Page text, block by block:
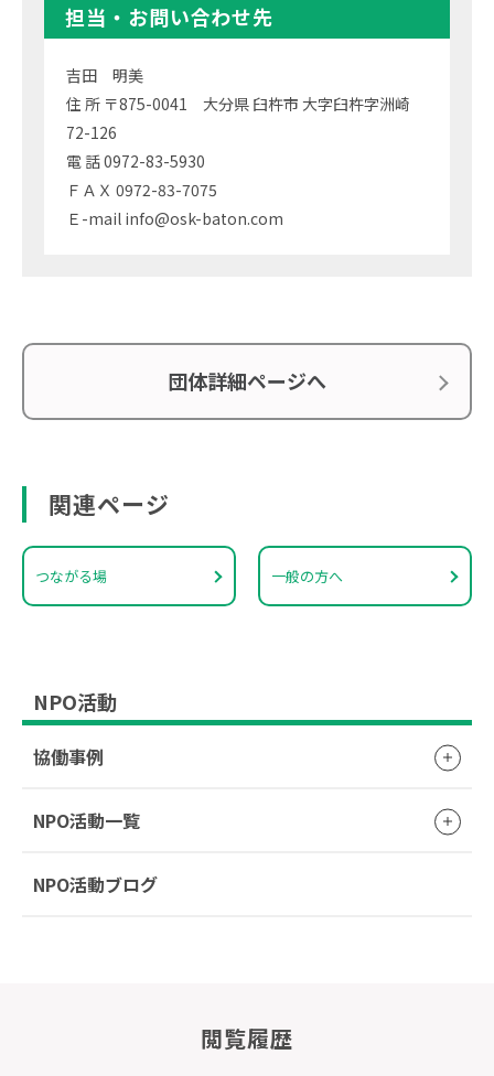
担当・お問い合わせ先
吉田 明美
住 所 〒875-0041 大分県 臼杵市 大字臼杵字洲崎
72-126
電 話 0972-83-5930
ＦＡＸ 0972-83-7075
Ｅ-mail info@osk-baton.com
団体詳細ページへ
関連ページ
つながる場 一般の方へ
NPO活動
協働事例
NPO活動一覧
NPO活動ブログ
閲覧履歴